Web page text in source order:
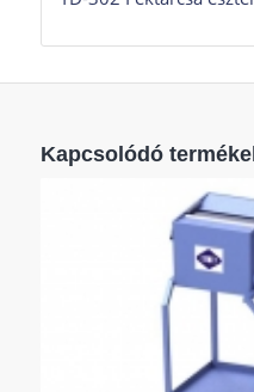
Kapcsolódó